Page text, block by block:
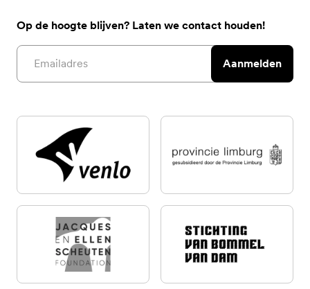
Op de hoogte blijven? Laten we contact houden!
Email address
Aanmelden